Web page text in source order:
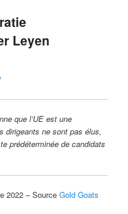
Leyen
que l’UE est une
dirigeants ne sont pas élus,
prédéterminée de candidats
2022 – SourceGold Goats